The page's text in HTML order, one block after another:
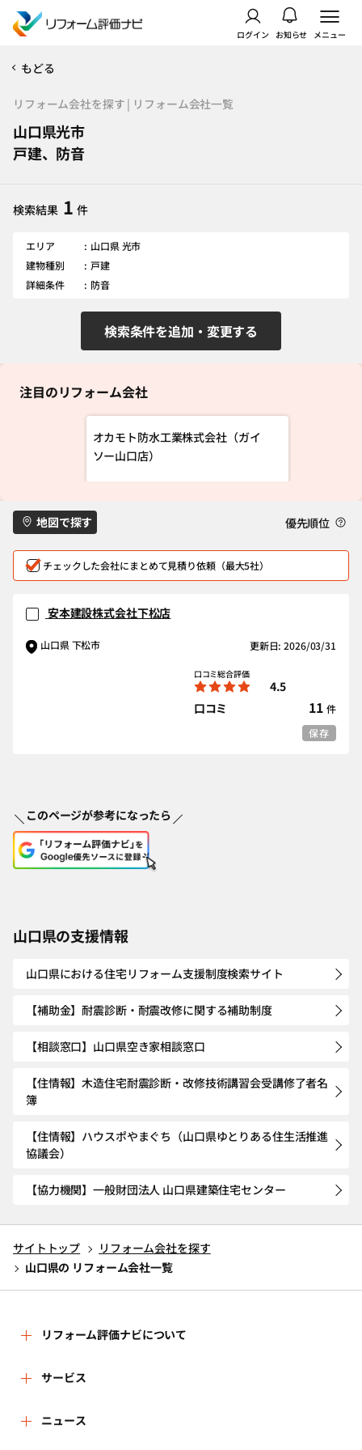
ログイン お知らせ メニュー
もどる
リフォーム会社を探す | リフォーム会社一覧
山口県光市
戸建、防音
検索結果 1 件
エリア
山口県 光市
建物種別
戸建
詳細条件
防音
検索条件を追加・変更する
注目のリフォーム会社
オカモト防水工業株式会社（ガイ
ソー山口店）
地図で探す 優先順位
チェックした会社にまとめて見積り依頼（最大5社）
安本建設株式会社下松店
山口県 下松市 更新日: 2026/03/31
口コミ総合評価
4.5
口コミ
11 件
保存
このページが参考になったら
山口県の支援情報
山口県における住宅リフォーム支援制度検索サイト
【補助金】耐震診断・耐震改修に関する補助制度
【相談窓口】山口県空き家相談窓口
【住情報】木造住宅耐震診断・改修技術講習会受講修了者名
簿
【住情報】ハウスポやまぐち（山口県ゆとりある住生活推進
協議会）
【協力機関】一般財団法人 山口県建築住宅センター
サイトトップ
リフォーム会社を探す
山口県の リフォーム会社一覧
リフォーム評価ナビについて
リフォーム評価ナビとは
運営体制
サービス
リフォーム会社を探す
ニュース